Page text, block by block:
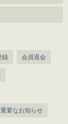
録 会員退会
重要なお知らせ